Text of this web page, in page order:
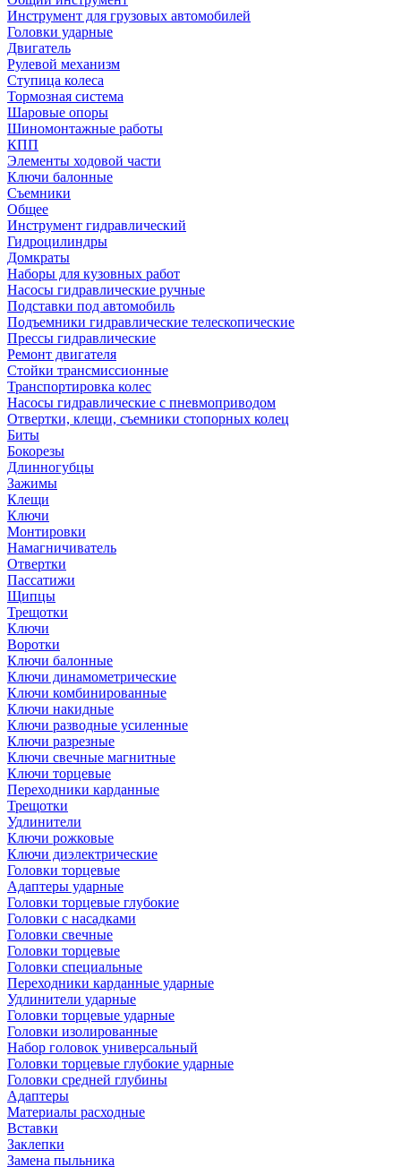
Инструмент для грузовых автомобилей
Головки ударные
Двигатель
Рулевой механизм
Ступица колеса
Тормозная система
Шаровые опоры
Шиномонтажные работы
КПП
Элементы ходовой части
Ключи балонные
Съемники
Общее
Инструмент гидравлический
Гидроцилиндры
Домкраты
Наборы для кузовных работ
Насосы гидравлические ручные
Подставки под автомобиль
Подъемники гидравлические телескопические
Прессы гидравлические
Ремонт двигателя
Стойки трансмиссионные
Транспортировка колес
Насосы гидравлические с пневмоприводом
Отвертки, клещи, съемники стопорных колец
Биты
Бокорезы
Длинногубцы
Зажимы
Клещи
Ключи
Монтировки
Намагничиватель
Отвертки
Пассатижи
Щипцы
Трещотки
Ключи
Воротки
Ключи балонные
Ключи динамометрические
Ключи комбинированные
Ключи накидные
Ключи разводные усиленные
Ключи разрезные
Ключи свечные магнитные
Ключи торцевые
Переходники карданные
Трещотки
Удлинители
Ключи рожковые
Ключи диэлектрические
Головки торцевые
Адаптеры ударные
Головки торцевые глубокие
Головки с насадками
Головки свечные
Головки торцевые
Головки специальные
Переходники карданные ударные
Удлинители ударные
Головки торцевые ударные
Головки изолированные
Набор головок универсальный
Головки торцевые глубокие ударные
Головки средней глубины
Адаптеры
Материалы расходные
Вставки
Заклепки
Замена пыльника